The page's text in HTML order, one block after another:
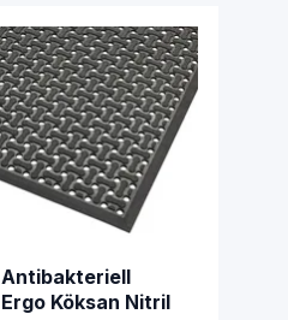
Antibakteriell
Ergo Köksan Nitril